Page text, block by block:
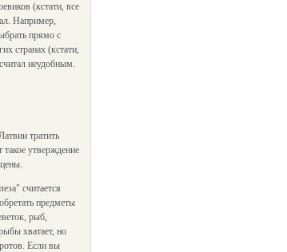
(кстати, все
Например,
прямо с
странах (кстати,
неудобным.
тратить
утверждение
считается
предметы
рыб,
хватает, но
Если вы